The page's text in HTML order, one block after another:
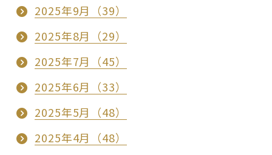
2025年9月（39）
2025年8月（29）
2025年7月（45）
2025年6月（33）
2025年5月（48）
2025年4月（48）